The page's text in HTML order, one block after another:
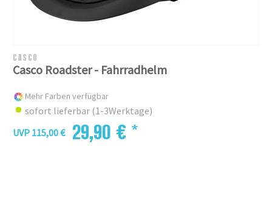
CASCO
Casco Roadster - Fahrradhelm
Mehr Farben verfügbar
sofort lieferbar (1-3Werktage)
UVP 115,00 € 29,90 € *